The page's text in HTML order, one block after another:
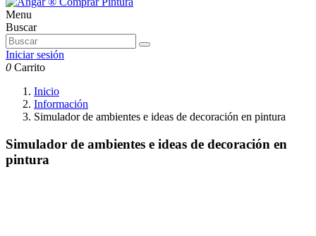
Menu
Buscar
Iniciar sesión
0 Carrito
Inicio
Información
Simulador de ambientes e ideas de decoración en pintura
Simulador de ambientes e ideas de decoración en
pintura